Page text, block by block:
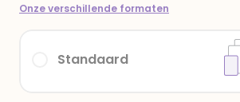
Onze verschillende formaten
Standaard